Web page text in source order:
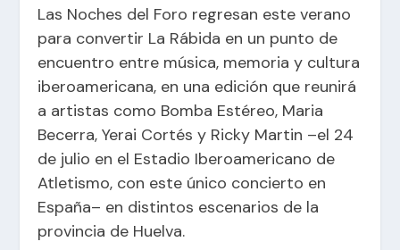
Las Noches del Foro regresan este verano
para convertir La Rábida en un punto de
encuentro entre música, memoria y cultura
iberoamericana, en una edición que reunirá
a artistas como Bomba Estéreo, Maria
Becerra, Yerai Cortés y Ricky Martin –el 24
de julio en el Estadio Iberoamericano de
Atletismo, con este único concierto en
España– en distintos escenarios de la
provincia de Huelva.